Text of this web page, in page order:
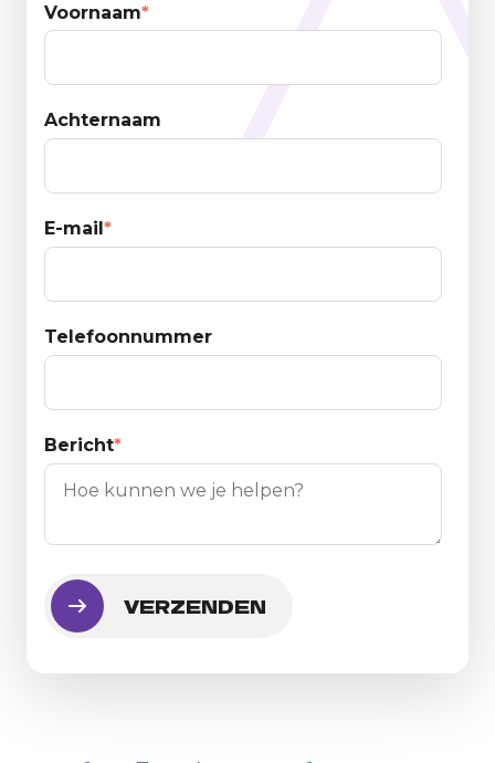
Voornaam*
Achternaam
E-mail *
Telefoonnummer
Bericht*